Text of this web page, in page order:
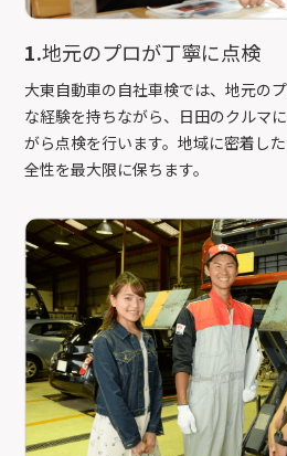
1.地元のプロが丁寧に点検
大東自動車の自社車検では、地元の
な経験を持ちながら、日田のクルマ
がら点検を行います。地域に密着し
全性を最大限に保ちます。